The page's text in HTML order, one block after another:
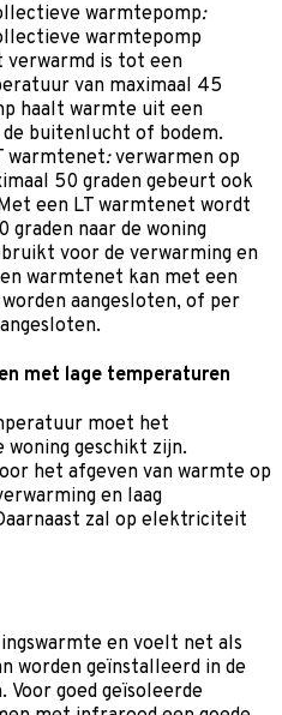
warmtepomp:
warmtepomp
is tot een
van maximaal 45
haalt warmte uit een
buitenlucht of bodem.
warmtenet:verwarmen op
50 graden gebeurt ook
een LT warmtenet wordt
naar de woning
voor de verwarming en
warmtenet kan met een
aangesloten, of per
met lage temperaturen
moet het
geschikt zijn.
het afgeven van warmte op
en laag
zal op elektriciteit
en voelt net als
worden geïnstalleerd in de
goed geïsoleerde